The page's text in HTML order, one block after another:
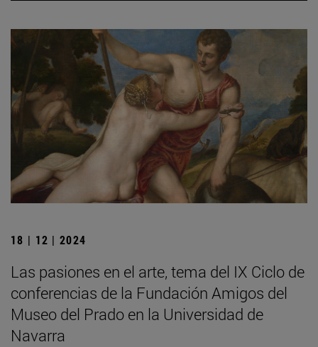
18 | 12 | 2024
Las pasiones en el arte, tema del IX Ciclo de
conferencias de la Fundación Amigos del
Museo del Prado en la Universidad de
Navarra